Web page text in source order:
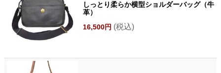
しっとり柔らか横型ショルダーバッグ（牛
革）
16,500円 (税込)